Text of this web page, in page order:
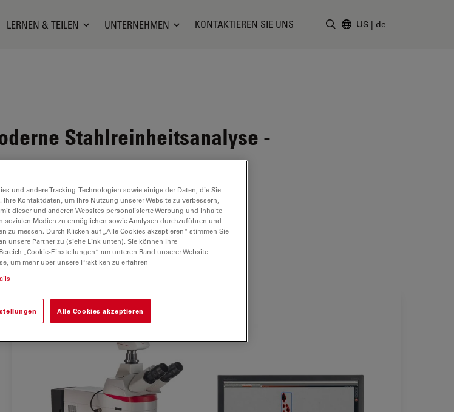
LERNEN & TEILEN UNTERNEHMEN KONTAKTIEREN SIE UNS US | de
Stahlreinheitsanalyse -
und andere Tracking-Technologien sowie einige der Daten, die Sie
Kontaktdaten, um Ihre Nutzung unserer Website zu verbessern,
dieser und anderen Websites personalisierte Werbung und Inhalte
sozialen Medien zu ermöglichen sowie Analysen durchzuführen und
zu messen. Durch Klicken auf „Alle Cookies akzeptieren“ stimmen Sie
unsere Partner zu (siehe Link unten). Sie können Ihre
„Cookie-Einstellungen“ am unteren Rand unserer Website
um mehr über unsere Praktiken zu erfahren
Alle Cookies akzeptieren